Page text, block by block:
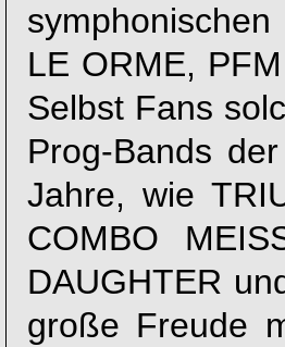
LE ORME,
Selbst Fans
Prog-Bands
Jahre, wie
COMBO
DAUGHTER
große Freude